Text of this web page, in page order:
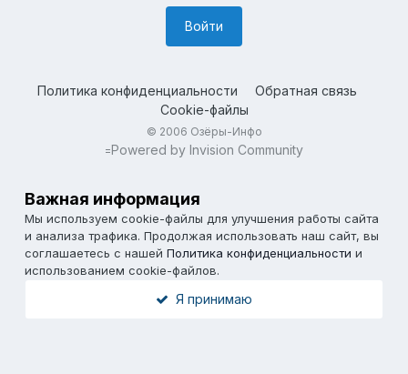
Войти
Политика конфиденциальности
Обратная связь
Cookie-файлы
© 2006 Озёры-Инфо
=Powered by Invision Community
Важная информация
Мы используем cookie-файлы для улучшения работы сайта
и анализа трафика. Продолжая использовать наш сайт, вы
соглашаетесь с нашей Политика конфиденциальности и
использованием cookie-файлов.
Я принимаю